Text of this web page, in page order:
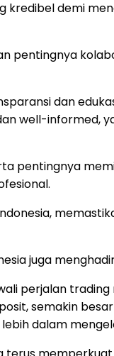
demi
pentingnya
dan
well-informed,
pentingnya
juga
perjalan trading
semakin
dalam